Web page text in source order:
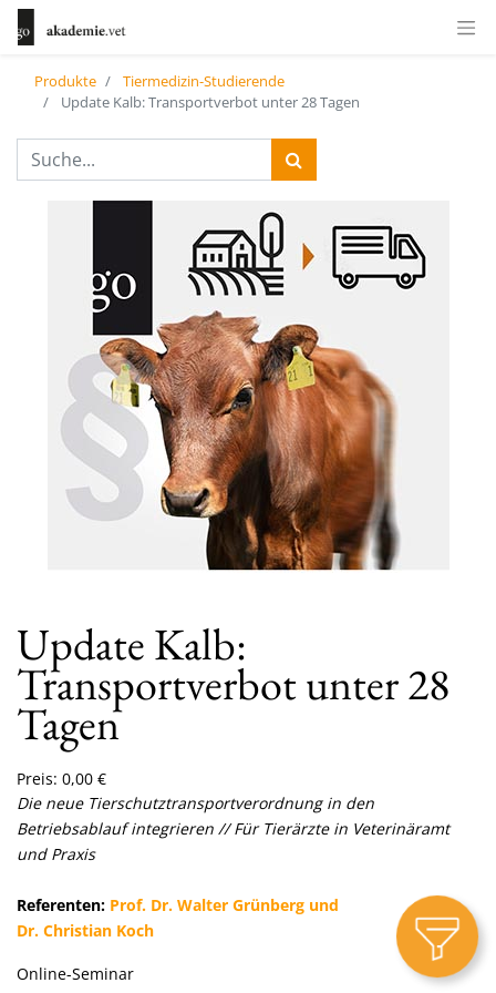
Produkte
Tiermedizin-Studierende
Update Kalb: Transportverbot unter 28 Tagen
Update Kalb:
Transportverbot unter 28
Tagen
Preis: 0,00 €
Die neue Tierschutztransportverordnung in den
Betriebsablauf integrieren // Für Tierärzte in Veterinäramt
und Praxis
Referenten: Prof. Dr. Walter Grünberg und
Dr. Christian Koch
Online-Seminar